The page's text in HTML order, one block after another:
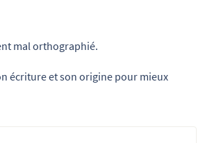
mal orthographié.
écriture et son origine pour mieux